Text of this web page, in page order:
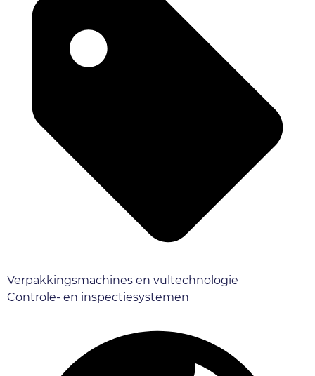
Verpakkingsmachines en vultechnologie
Controle- en inspectiesystemen